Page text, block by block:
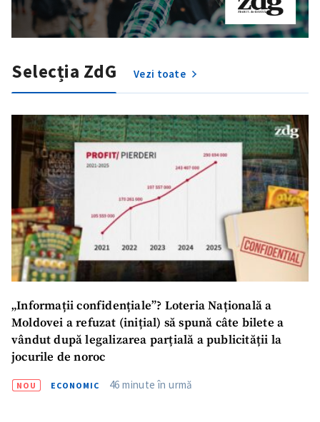
Selecția ZdG Vezi toate
„Informații confidențiale”? Loteria Națională a
Moldovei a refuzat (inițial) să spună câte bilete a
vândut după legalizarea parțială a publicității la
jocurile de noroc
NOU ECONOMIC 46 minute în urmă